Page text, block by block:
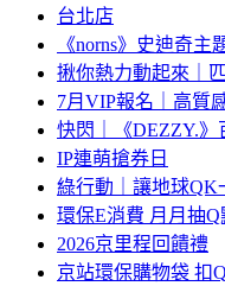
台北店
《norns》史迪奇
揪你熱力動起來｜
7月VIP報名｜高質
快閃｜《DEZZY.》
IP連萌搶券日
綠行動｜讓地球QK
環保E消費 月月抽Q
2026京里程回饋禮
京站環保購物袋 扣